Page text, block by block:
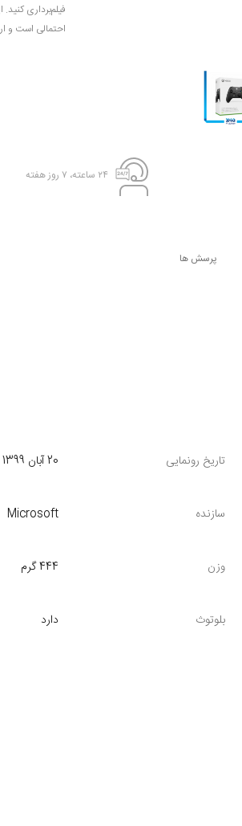
فیلم‌برداری
احتمالی است و
۲۴ ساعته، ۷ روز هفته
پرسش ها
تاریخ رونمایی 20 آبان 1399
سازنده Microsoft
وزن 444 گرم
بلوتوث دارد